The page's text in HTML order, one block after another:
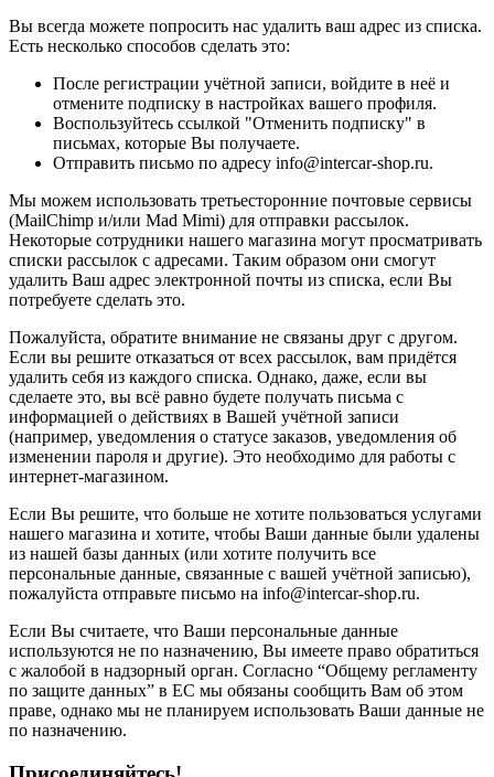
Вы всегда можете попросить нас удалить ваш адрес из списка.
Есть несколько способов сделать это:
После регистрации учётной записи, войдите в неё и
отмените подписку в настройках вашего профиля.
Воспользуйтесь ссылкой "Отменить подписку" в
письмах, которые Вы получаете.
Отправить письмо по адресу info@intercar-shop.ru.
Мы можем использовать третьесторонние почтовые сервисы
(MailChimp и/или Mad Mimi) для отправки рассылок.
Некоторые сотрудники нашего магазина могут просматривать
списки рассылок с адресами. Таким образом они смогут
удалить Ваш адрес электронной почты из списка, если Вы
потребуете сделать это.
Пожалуйста, обратите внимание не связаны друг с другом.
Если вы решите отказаться от всех рассылок, вам придётся
удалить себя из каждого списка. Однако, даже, если вы
сделаете это, вы всё равно будете получать письма с
информацией о действиях в Вашей учётной записи
(например, уведомления о статусе заказов, уведомления об
изменении пароля и другие). Это необходимо для работы с
интернет-магазином.
Если Вы решите, что больше не хотите пользоваться услугами
нашего магазина и хотите, чтобы Ваши данные были удалены
из нашей базы данных (или хотите получить все
персональные данные, связанные с вашей учётной записью),
пожалуйста отправьте письмо на info@intercar-shop.ru.
Если Вы считаете, что Ваши персональные данные
используются не по назначению, Вы имеете право обратиться
с жалобой в надзорный орган. Согласно “Общему регламенту
по защите данных” в ЕС мы обязаны сообщить Вам об этом
праве, однако мы не планируем использовать Ваши данные не
по назначению.